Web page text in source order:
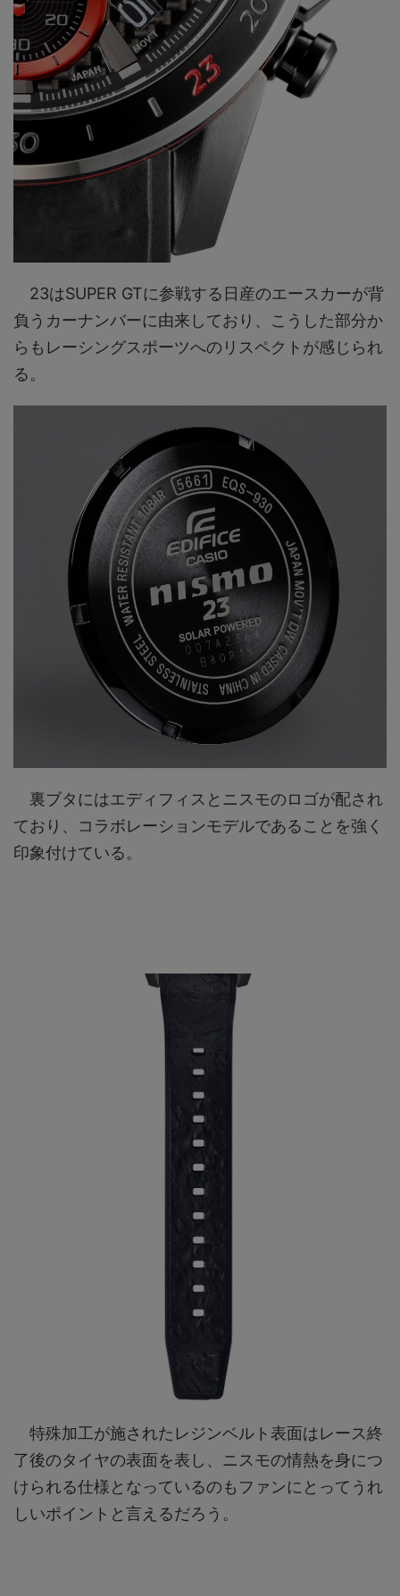
23はSUPER GTに参戦する日産のエースカーが背
負うカーナンバーに由来しており、こうした部分か
らもレーシングスポーツへのリスペクトが感じられ
る。
裏ブタにはエディフィスとニスモのロゴが配され
ており、コラボレーションモデルであることを強く
印象付けている。
特殊加工が施されたレジンベルト表面はレース終
了後のタイヤの表面を表し、ニスモの情熱を身につ
けられる仕様となっているのもファンにとってうれ
しいポイントと言えるだろう。